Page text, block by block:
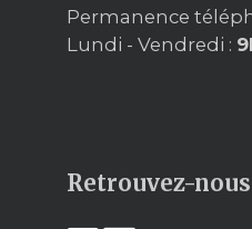
Permanence
Lundi - Vendredi :
Retrouvez-